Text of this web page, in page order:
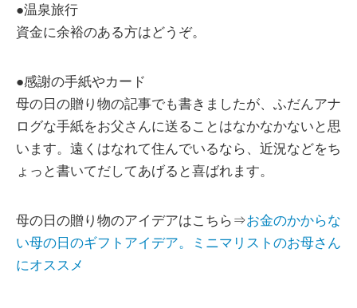
●温泉旅行
資金に余裕のある方はどうぞ。
●感謝の手紙やカード
母の日の贈り物の記事でも書きましたが、ふだんアナ
ログな手紙をお父さんに送ることはなかなかないと思
います。遠くはなれて住んでいるなら、近況などをち
ょっと書いてだしてあげると喜ばれます。
母の日の贈り物のアイデアはこちら⇒お金のかからな
い母の日のギフトアイデア。ミニマリストのお母さん
にオススメ